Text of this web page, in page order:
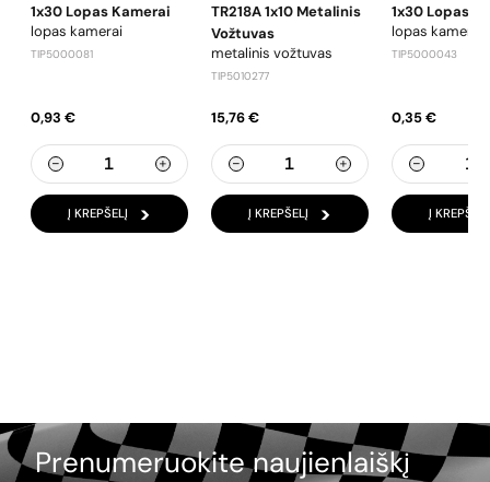
1x30 Lopas Kamerai
lopas kamerai
TIP5000081
0,93 €
Į KREPŠELĮ
TR218A 1x10 Metalinis
Vožtuvas
metalinis vožtuvas
TIP5010277
15,76 €
Į KREPŠELĮ
1x30 Lopas
lopas kamerai
TIP5000043
0,35 €
Į KREPŠELĮ
Prenumeruokite naujienlaiškį